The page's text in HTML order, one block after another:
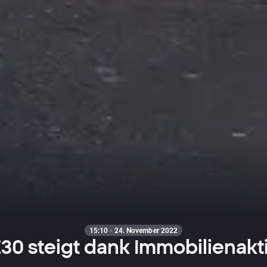
15:10 · 24. November 2022
steigt dank